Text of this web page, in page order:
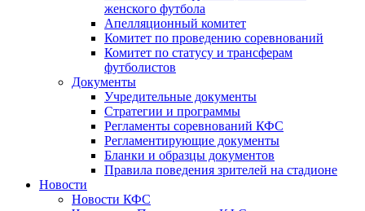
женского футбола
Апелляционный комитет
Комитет по проведению соревнований
Комитет по статусу и трансферам
футболистов
Документы
Учредительные документы
Стратегии и программы
Регламенты соревнований КФС
Регламентирующие документы
Бланки и образцы документов
Правила поведения зрителей на стадионе
Новости
Новости КФС